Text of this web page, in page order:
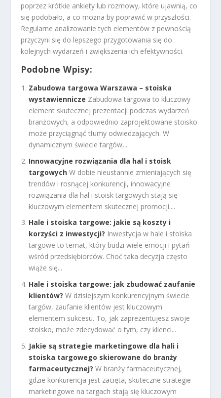
poprzez krótkie ankiety lub rozmowy, które ujawnią, co
się podobało, a co można by poprawić w przyszłości.
Regularne analizowanie tych elementów z pewnością
przyczyni się do lepszego przygotowania się do
kolejnych wydarzeń i zwiększenia ich efektywności.
Podobne Wpisy:
Zabudowa targowa Warszawa – stoiska
wystawiennicze Zabudowa targowa to kluczowy
element skutecznej prezentacji podczas wydarzeń
branżowych, a odpowiednio zaprojektowane stoisko
może przyciągnąć tłumy odwiedzających. W
dynamicznym świecie targów,...
Innowacyjne rozwiązania dla hal i stoisk
targowych W dobie nieustannie zmieniających się
trendów i rosnącej konkurencji, innowacyjne
rozwiązania dla hal i stoisk targowych stają się
kluczowym elementem skutecznej promocji....
Hale i stoiska targowe: jakie są koszty i
korzyści z inwestycji? Inwestycja w hale i stoiska
targowe to temat, który budzi wiele emocji i pytań
wśród przedsiębiorców. Choć taka decyzja często
wiąże się...
Hale i stoiska targowe: jak zbudować zaufanie
klientów? W dzisiejszym konkurencyjnym świecie
targów, zaufanie klientów jest kluczowym
elementem sukcesu. To, jak zaprezentujesz swoje
stoisko, może zdecydować o tym, czy klienci...
Jakie są strategie marketingowe dla hali i
stoiska targowego skierowane do branży
farmaceutycznej? W branży farmaceutycznej,
gdzie konkurencja jest zacięta, skuteczne strategie
marketingowe na targach stają się kluczowym